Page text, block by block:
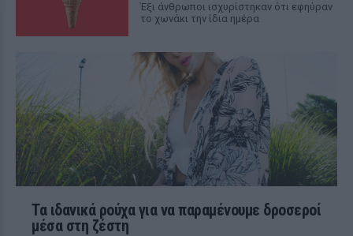
Έξι άνθρωποι ισχυρίστηκαν ότι εφηύραν
το χωνάκι την ίδια ημέρα
Τα ιδανικά ρούχα για να παραμένουμε δροσεροί
μέσα στη ζέστη